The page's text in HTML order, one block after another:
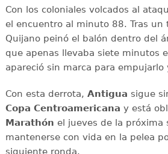
Con los coloniales volcados al
el encuentro al minuto 88. Tras un
Quijano peinó el balón dentro del
que apenas llevaba siete minutos
apareció sin marca para
Con esta derrota, Antigua sigue
Copa Centroamericana y está
Marathón el jueves de la próxima
mantenerse con vida en la pelea